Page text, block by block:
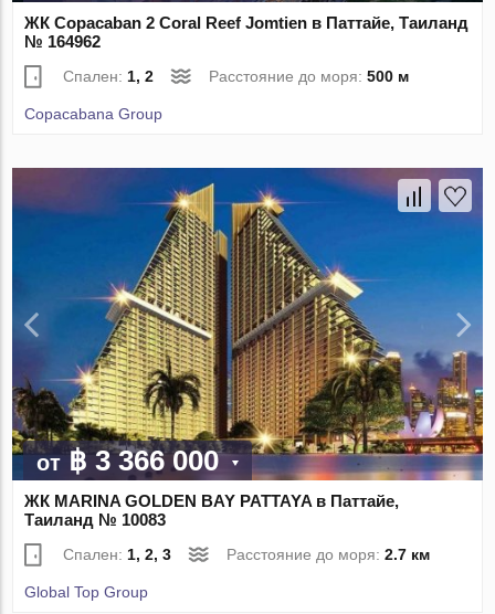
ЖК Copacaban 2 Coral Reef Jomtien в Паттайе, Таиланд
№ 164962
Спален: 1, 2 Расстояние до моря:500 м
Copacabana Group
от฿ 3 366 000
ЖК MARINA GOLDEN BAY PATTAYA в Паттайе,
Таиланд № 10083
Спален:1, 2, 3 Расстояние до моря:2.7 км
Global Top Group